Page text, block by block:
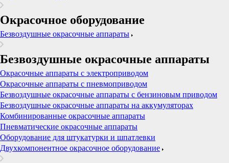
Окрасочное оборудование
Безвоздушные окрасочные аппараты
Безвоздушные окрасочные аппараты
Окрасочные аппараты с электроприводом
Окрасочные аппараты с пневмоприводом
Безвоздушные окрасочные аппараты с бензиновым приводом
Безвоздушные окрасочные аппараты на аккумуляторах
Комбинированные окрасочные аппараты
Пневматические окрасочные аппараты
Оборудование для штукатурки и шпатлевки
Двухкомпонентное окрасочное оборудование